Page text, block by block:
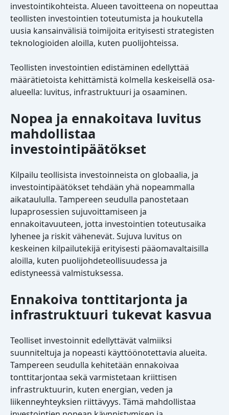
investointikohteista. Alueen tavoitteena on nopeuttaa
teollisten investointien toteutumista ja houkutella
uusia kansainvälisiä toimijoita erityisesti strategisten
teknologioiden aloilla, kuten puolijohteissa.
Teollisten investointien edistäminen edellyttää
määrätietoista kehittämistä kolmella keskeisellä osa-
alueella: luvitus, infrastruktuuri ja osaaminen.
Nopea ja ennakoitava luvitus
mahdollistaa
investointipäätökset
Kilpailu teollisista investoinneista on globaalia, ja
investointipäätökset tehdään yhä nopeammalla
aikataululla. Tampereen seudulla panostetaan
lupaprosessien sujuvoittamiseen ja
ennakoitavuuteen, jotta investointien toteutusaika
lyhenee ja riskit vähenevät. Sujuva luvitus on
keskeinen kilpailutekijä erityisesti pääomavaltaisilla
aloilla, kuten puolijohdeteollisuudessa ja
edistyneessä valmistuksessa.
Ennakoiva tonttitarjonta ja
infrastruktuuri tukevat kasvua
Teolliset investoinnit edellyttävät valmiiksi
suunniteltuja ja nopeasti käyttöönotettavia alueita.
Tampereen seudulla kehitetään ennakoivaa
tonttitarjontaa sekä varmistetaan kriittisen
infrastruktuurin, kuten energian, veden ja
liikenneyhteyksien riittävyys. Tämä mahdollistaa